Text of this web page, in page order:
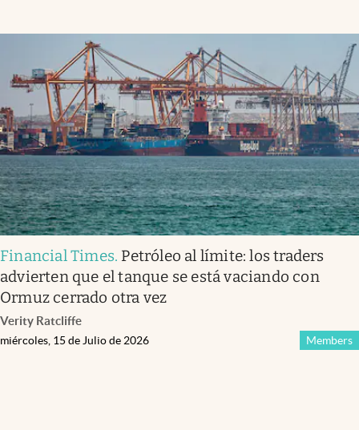
Financial Times. Petróleo al límite: los traders
advierten que el tanque se está vaciando con
Ormuz cerrado otra vez
Verity Ratcliffe
Members
miércoles, 15 de Julio de 2026